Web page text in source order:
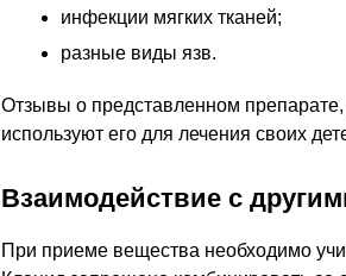
инфекции мягких тканей;
разные виды язв.
Отзывы о представленном
используют его для лечения своих
Взаимодействие с
При приеме вещества необходимо